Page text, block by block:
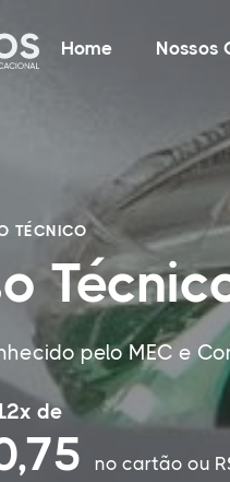
Home Nossos
TÉCNICO
pelo MEC e
de
no cartão ou